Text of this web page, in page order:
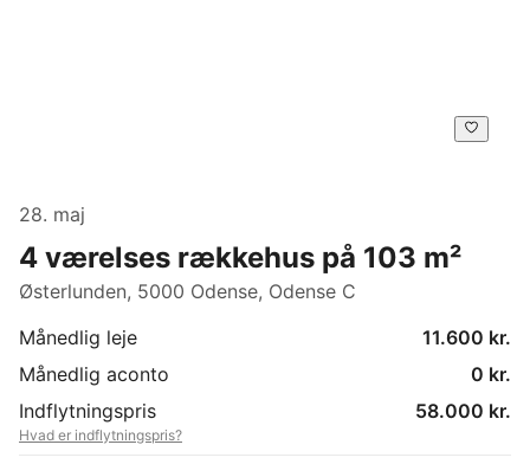
28. maj
4 værelses rækkehus på 103 m²
Østerlunden, 5000 Odense, Odense C
Månedlig leje
11.600 kr.
Månedlig aconto
0 kr.
Indflytningspris
58.000 kr.
Hvad er indflytningspris?